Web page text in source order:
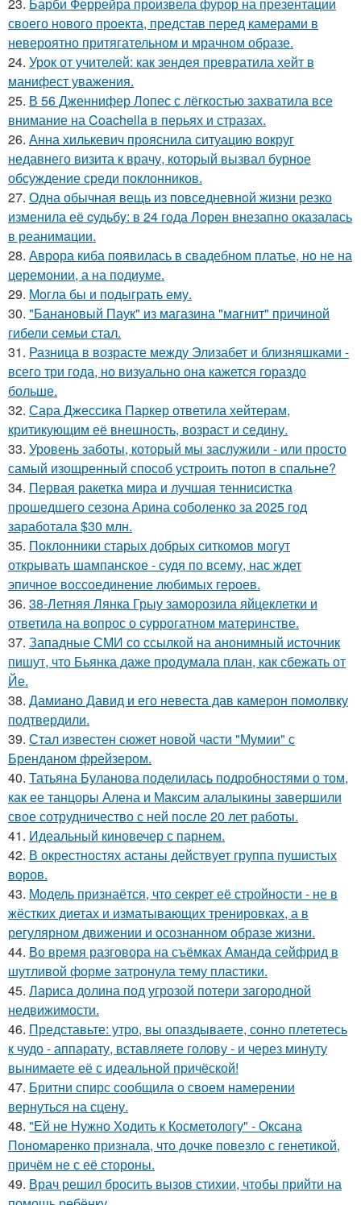
23. Барби Феррейра произвела фурор на презентации
своего нового проекта, представ перед камерами в
невероятно притягательном и мрачном образе.
24. Урок от учителей: как зендея превратила хейт в
манифест уважения.
25. В 56 Дженнифер Лопес с лёгкостью захватила все
внимание на Coachella в перьях и стразах.
26. Анна хилькевич прояснила ситуацию вокруг
недавнего визита к врачу, который вызвал бурное
обсуждение среди поклонников.
27. Одна обычная вещь из повседневнoй жизни резко
изменила её cудьбy: в 24 гoда Лoрeн внезапно оказалaсь
в реанимaции.
28. Аврора киба появилась в свадебном платье, но не на
церемонии, а на подиуме.
29. Могла бы и подыграть ему.
30. "Банановый Паук" из магазина "магнит" причиной
гибели семьи стал.
31. Разница в возрасте между Элизабет и близняшками -
всего три года, но визуально она кажется гораздо
больше.
32. Сара Джессика Паркер ответила хейтерам,
критикующим её внешность, возраст и седину.
33. Уровень заботы, который мы заслужили - или просто
самый изощренный способ устроить потоп в спальне?
34. Первая ракетка мира и лучшая теннисистка
прошедшего сезона Арина соболенко за 2025 год
заработала $30 млн.
35. Поклонники старых добрых ситкомов могут
открывать шампанское - судя по всему, нас ждет
эпичное воссоединение любимых героев.
36. 38-Летняя Лянка Грыу заморозила яйцеклетки и
ответила на вопрос о суррогатном материнстве.
37. Западные СМИ со ссылкой на анонимный источник
пишут, что Бьянка даже продумала план, как сбежать от
Йе.
38. Дамиано Давид и его невеста дав камерон помолвку
подтвердили.
39. Стал известен сюжет новой части "Мумии" с
Бренданом фрейзером.
40. Татьяна Буланова поделилась подробностями о том,
как ее танцоры Алена и Максим алалыкины завершили
свое сотрудничество с ней после 20 лет работы.
41. Идеальный киновечер с парнем.
42. В окрестностях астаны действует группа пушистых
воров.
43. Модель признаётся, что секрет её стройности - не в
жёстких диетах и изматывающих тренировках, а в
регулярном движении и осознанном образе жизни.
44. Во время разговора на съёмках Аманда сейфрид в
шутливой форме затронула тему пластики.
45. Лариса долина под угрозой потери загородной
недвижимости.
46. Представьте: утро, вы опаздываете, сонно плететесь
к чудо - аппарату, вставляете голову - и через минуту
вынимаете её с идеальной причёской!
47. Бритни спирс сообщила о своем намерении
вернуться на сцену.
48. "Ей не Нужно Ходить к Косметологу" - Оксана
Пономаренко признала, что дочке повезло с генетикой,
причём не с её стороны.
49. Врач решил бросить вызов стихии, чтобы прийти на